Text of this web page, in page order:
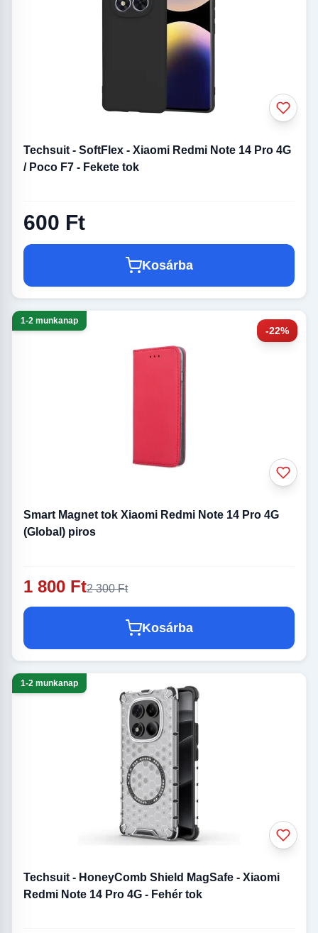
Techsuit - SoftFlex - Xiaomi Redmi Note 14 Pro 4G
/ Poco F7 - Fekete tok
600 Ft
Kosárba
-22%
1-2 munkanap
Smart Magnet tok Xiaomi Redmi Note 14 Pro 4G
(Global) piros
1 800 Ft2 300 Ft
Kosárba
1-2 munkanap
Techsuit - HoneyComb Shield MagSafe - Xiaomi
Redmi Note 14 Pro 4G - Fehér tok